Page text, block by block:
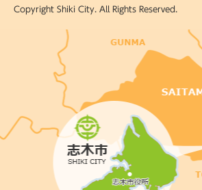
Copyright Shiki City. All Rights Reserved.